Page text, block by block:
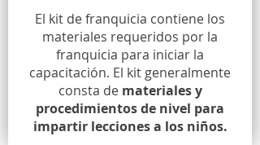
El kit de franquicia contiene los
materiales requeridos por la
franquicia para iniciar la
capacitación. El kit generalmente
consta de materiales y
procedimientos de nivel para
impartir lecciones a los niños.